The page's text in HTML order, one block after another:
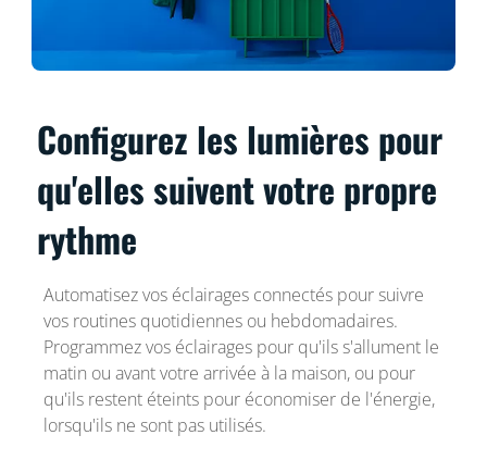
Configurez les lumières pour
qu'elles suivent votre propre
rythme
Automatisez vos éclairages connectés pour suivre
vos routines quotidiennes ou hebdomadaires.
Programmez vos éclairages pour qu'ils s'allument le
matin ou avant votre arrivée à la maison, ou pour
qu'ils restent éteints pour économiser de l'énergie,
lorsqu'ils ne sont pas utilisés.